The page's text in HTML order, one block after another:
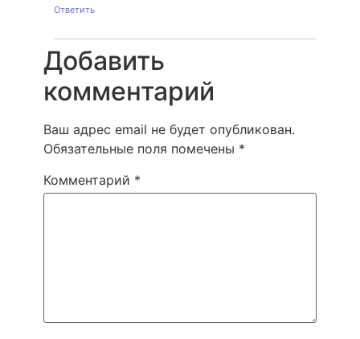
Ответить
Добавить
комментарий
Ваш адрес email не будет опубликован.
Обязательные поля помечены *
Комментарий *